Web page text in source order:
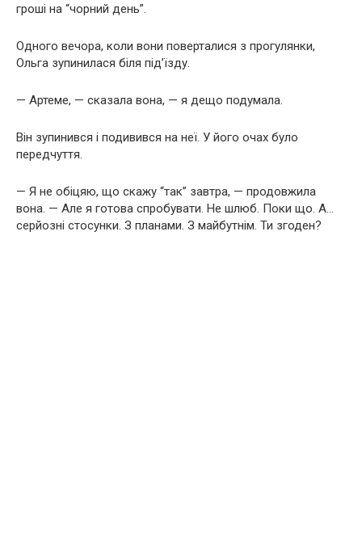
гроші на “чорний день”.
Одного вечора, коли вони поверталися з прогулянки,
Ольга зупинилася біля під’їзду.
— Артеме, — сказала вона, — я дещо подумала.
Він зупинився і подивився на неї. У його очах було
передчуття.
— Я не обіцяю, що скажу “так” завтра, — продовжила
вона. — Але я готова спробувати. Не шлюб. Поки що. А…
серйозні стосунки. З планами. З майбутнім. Ти згоден?